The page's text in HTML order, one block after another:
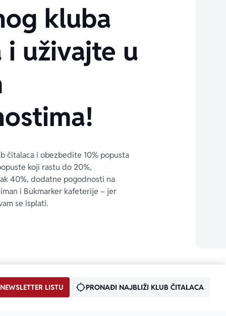
kluba
i uživajte u
čitalaca i obezbedite 10% popusta
koji rastu do 20%,
40%, dodatne pogodnosti na
i Bukmarker kafeterije – jer
se isplati.
LISTU PRONAĐI NAJBLIŽI KLUB ČITALACA